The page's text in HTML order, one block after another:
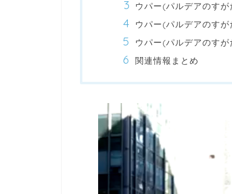
ウパー(パルデアのす
ウパー(パルデアのす
ウパー(パルデアのす
関連情報まとめ